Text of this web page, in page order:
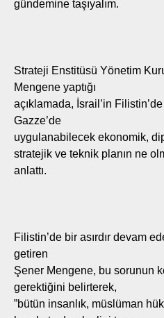
gündemine taşıyalım.
Strateji Enstitüsü Yönetim
Mengene yaptığı
açıklamada, İsrail’in Filistin’de
Gazze’de
uygulanabilecek ekonomik,
stratejik ve teknik planın ne
anlattı.
Filistin’de bir asırdır devam
getiren
Şener Mengene, bu sorunun
gerektiğini belirterek,
”bütün insanlık, müslüman